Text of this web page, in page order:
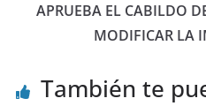
APRUEBA EL CABILDO
MODIFICAR LA
También te